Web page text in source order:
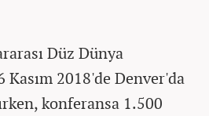
Düz Dünya
Kasım 2018'de Denver'da
konferansa 1.500